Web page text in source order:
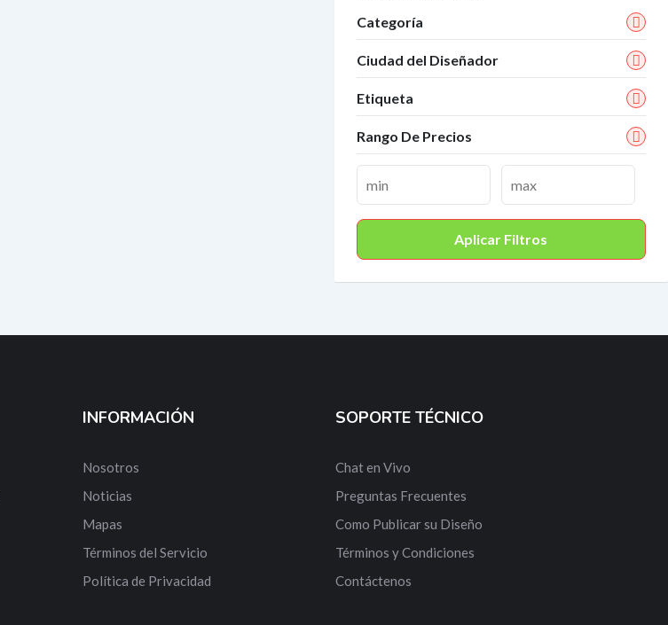
Categoría
Ciudad del Diseñador
Etiqueta
Rango De Precios
Aplicar Filtros
INFORMACIÓN
Nosotros
Noticias
Mapas
Términos del Servicio
Política de Privacidad
SOPORTE TÉCNICO
Chat en Vivo
Preguntas Frecuentes
Como Publicar su Diseño
Términos y Condiciones
Contáctenos